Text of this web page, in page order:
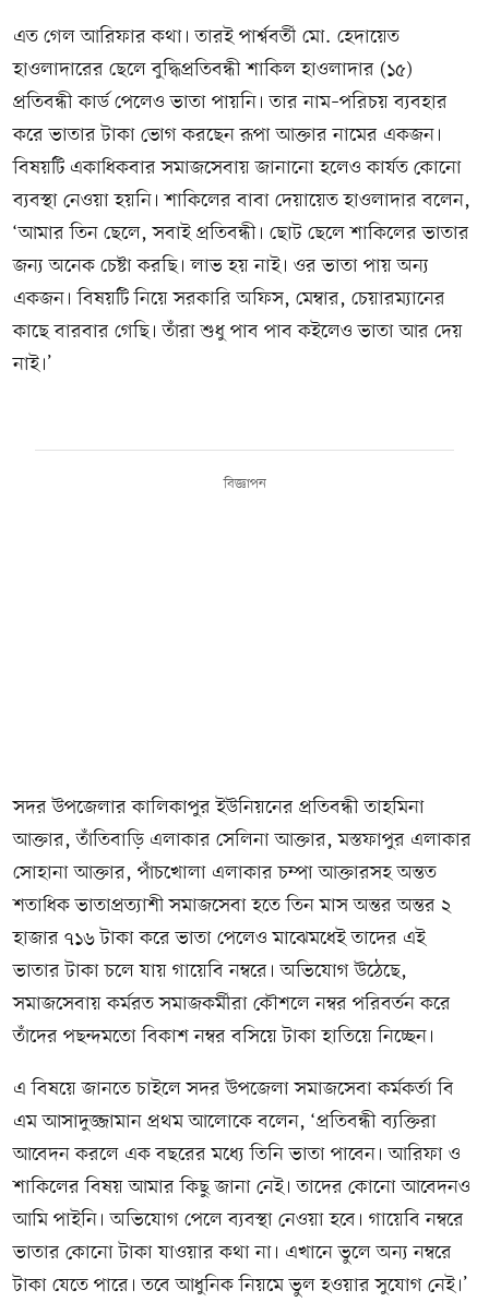
এত গেল আরিফার কথা। তারই পার্শ্ববর্তী মো. হেদায়েত
হাওলাদারের ছেলে বুদ্ধিপ্রতিবন্ধী শাকিল হাওলাদার (১৫)
প্রতিবন্ধী কার্ড পেলেও ভাতা পায়নি। তার নাম–পরিচয় ব্যবহার
করে ভাতার টাকা ভোগ করছেন রূপা আক্তার নামের একজন।
বিষয়টি একাধিকবার সমাজসেবায় জানানো হলেও কার্যত কোনো
ব্যবস্থা নেওয়া হয়নি। শাকিলের বাবা দেয়ায়েত হাওলাদার বলেন,
‘আমার তিন ছেলে, সবাই প্রতিবন্ধী। ছোট ছেলে শাকিলের ভাতার
জন্য অনেক চেষ্টা করছি। লাভ হয় নাই। ওর ভাতা পায় অন্য
একজন। বিষয়টি নিয়ে সরকারি অফিস, মেম্বার, চেয়ারম্যানের
কাছে বারবার গেছি। তাঁরা শুধু পাব পাব কইলেও ভাতা আর দেয়
নাই।’
বিজ্ঞাপন
সদর উপজেলার কালিকাপুর ইউনিয়নের প্রতিবন্ধী তাহমিনা
আক্তার, তাঁতিবাড়ি এলাকার সেলিনা আক্তার, মস্তফাপুর এলাকার
সোহানা আক্তার, পাঁচখোলা এলাকার চম্পা আক্তারসহ অন্তত
শতাধিক ভাতাপ্রত্যাশী সমাজসেবা হতে তিন মাস অন্তর অন্তর ২
হাজার ৭১৬ টাকা করে ভাতা পেলেও মাঝেমধেই তাদের এই
ভাতার টাকা চলে যায় গায়েবি নম্বরে। অভিযোগ উঠেছে,
সমাজসেবায় কর্মরত সমাজকর্মীরা কৌশলে নম্বর পরিবর্তন করে
তাঁদের পছন্দমতো বিকাশ নম্বর বসিয়ে টাকা হাতিয়ে নিচ্ছেন।
এ বিষয়ে জানতে চাইলে সদর উপজেলা সমাজসেবা কর্মকর্তা বি
এম আসাদুজ্জামান প্রথম আলোকে বলেন, ‘প্রতিবন্ধী ব্যক্তিরা
আবেদন করলে এক বছরের মধ্যে তিনি ভাতা পাবেন। আরিফা ও
শাকিলের বিষয় আমার কিছু জানা নেই। তাদের কোনো আবেদনও
আমি পাইনি। অভিযোগ পেলে ব্যবস্থা নেওয়া হবে। গায়েবি নম্বরে
ভাতার কোনো টাকা যাওয়ার কথা না। এখানে ভুলে অন্য নম্বরে
টাকা যেতে পারে। তবে আধুনিক নিয়মে ভুল হওয়ার সুযোগ নেই।’